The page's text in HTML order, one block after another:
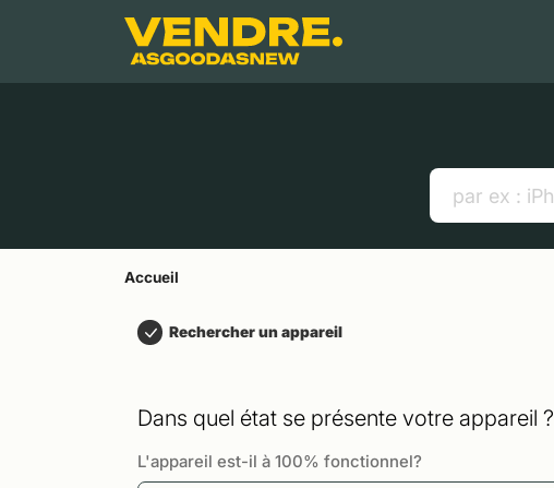
Contenu principal
Accueil
Rechercher un appareil
Dans quel état se présente votre appareil ?
L'appareil est-il à 100% fonctionnel?